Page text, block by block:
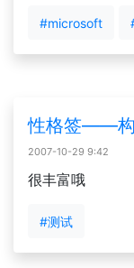
#microsoft
性格签——构
2007-10-29 9:42
很丰富哦
#测试